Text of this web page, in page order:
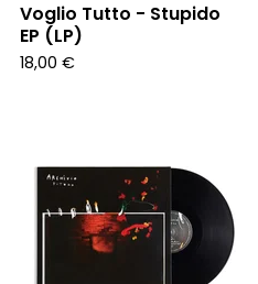
Voglio Tutto - Stupido
EP (LP)
18,00 €